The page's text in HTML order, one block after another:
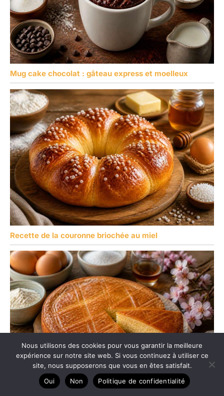
Mug cake chocolat : gâteau express et moelleux
Recette de la couronne briochée au miel
Nous utilisons des cookies pour vous garantir la meilleure
expérience sur notre site web. Si vous continuez à utiliser ce
site, nous supposerons que vous en êtes satisfait.
Oui
Non Politique de confidentialité